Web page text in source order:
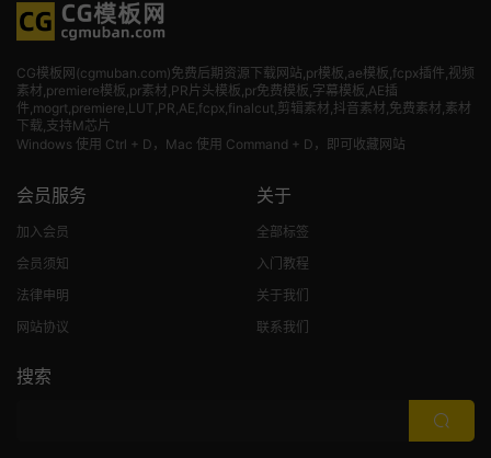
CG模板网(cgmuban.com)免费后期资源下载网站,pr模板,ae模板,fcpx插件,视频
素材 ,premiere模板,pr素材,PR片头模板,pr免费模板,字幕模板,AE插
件,mogrt,premiere,LUT,PR,AE,fcpx,finalcut,剪辑素材,抖音素材,免费素材,素材
下载,支持M芯片
Windows 使用 Ctrl + D，Mac 使用 Command + D，即可收藏网站
会员服务
加入会员
会员须知
法律申明
网站协议
关于
全部标签
入门教程
关于我们
联系我们
搜索